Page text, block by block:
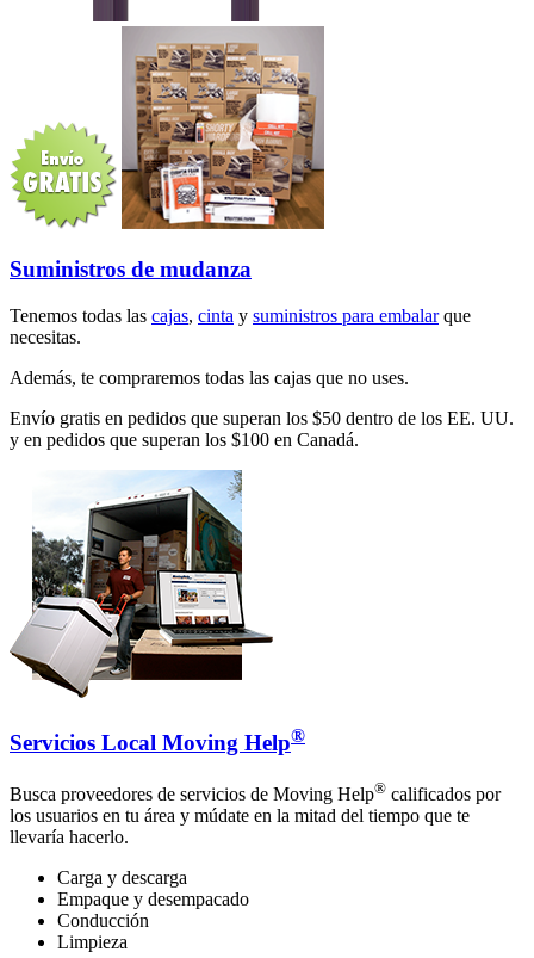
Suministros de mudanza
Tenemos todas las cajas, cinta y suministros para embalarque
necesitas.
Además, te compraremos todas las cajas que no uses.
Envío gratis en pedidos que superan los $50 dentro de los EE. UU.
y en pedidos que superan los $100 en Canadá.
Servicios Local Moving Help®
Busca proveedores de servicios de Moving Help® calificados por
los usuarios en tu área y múdate en la mitad del tiempo que te
llevaría hacerlo.
Carga y descarga
Empaque y desempacado
Conducción
Limpieza